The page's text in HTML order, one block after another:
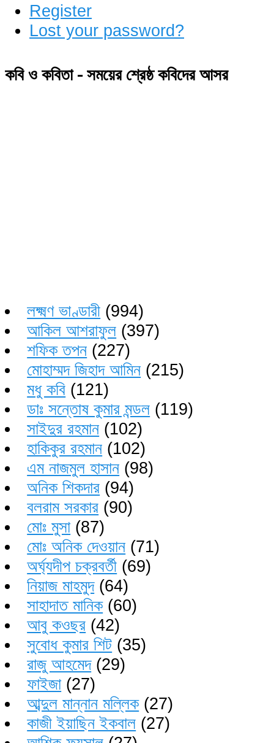
Register
Lost your password?
কবি ও কবিতা - সময়ের শ্রেষ্ঠ কবিদের আসর
লক্ষ্মণ ভাণ্ডারী (994)
আকিল আশরাফুল (397)
শফিক তপন (227)
মোহাম্মদ জিহাদ আমিন (215)
মধু কবি (121)
ডাঃ সন্তোষ কুমার মন্ডল (119)
সাইদুর রহমান (102)
হাকিকুর রহমান (102)
এম নাজমুল হাসান (98)
অনিক শিকদার (94)
বলরাম সরকার (90)
মোঃ মুসা(87)
মোঃ অনিক দেওয়ান (71)
অর্ঘ্যদীপ চক্রবর্তী (69)
নিয়াজ মাহমুদ(64)
সাহাদাত মানিক(60)
আবু কওছর (42)
সুবোধ কুমার শিট (35)
রাজু আহমেদ(29)
ফাইজা(27)
আব্দুল মান্নান মল্লিক(27)
কাজী ইয়াছিন ইকবাল (27)